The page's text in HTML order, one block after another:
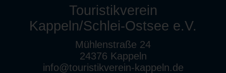
Touristikverein
Kappeln/Schlei-Ostsee e.V.
Mühlenstraße 24
24376 Kappeln
info@touristikverein-kappeln.de